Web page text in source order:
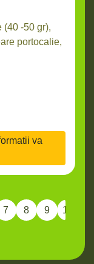
(40 -50 gr),
portocalie,
va
7 8 9 10